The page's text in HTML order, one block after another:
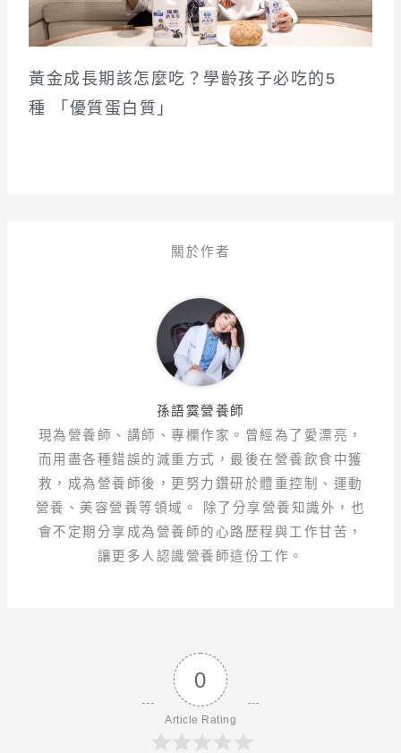
黃金成長期該怎麼吃？學齡孩子必吃的5
種 「優質蛋白質」
關於作者
孫語霙營養師
現為營養師、講師、專欄作家。曾經為了愛漂亮，
而用盡各種錯誤的減重方式，最後在營養飲食中獲
救，成為營養師後，更努力鑽研於體重控制、運動
營養、美容營養等領域。 除了分享營養知識外，也
會不定期分享成為營養師的心路歷程與工作甘苦，
讓更多人認識營養師這份工作。
0
Article Rating